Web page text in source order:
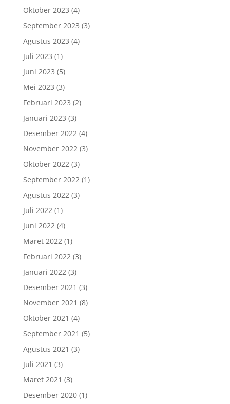
Oktober 2023 (4)
September 2023 (3)
Agustus 2023 (4)
Juli 2023 (1)
Juni 2023 (5)
Mei 2023 (3)
Februari 2023 (2)
Januari 2023 (3)
Desember 2022(4)
November 2022(3)
Oktober 2022(3)
September 2022(1)
Agustus 2022(3)
Juli 2022(1)
Juni 2022(4)
Maret 2022(1)
Februari 2022(3)
Januari 2022(3)
Desember 2021 (3)
November 2021 (8)
Oktober 2021 (4)
September 2021 (5)
Agustus 2021 (3)
Juli 2021 (3)
Maret 2021 (3)
Desember 2020(1)